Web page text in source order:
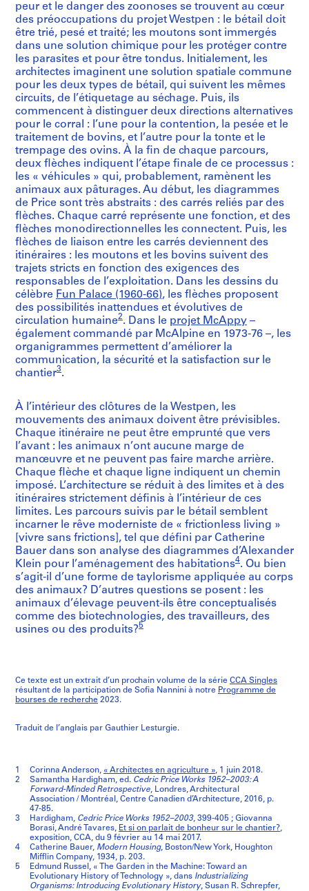
peur et le danger des zoonoses se trouvent au cœur
des préoccupations du projet Westpen : le bétail doit
être trié, pesé et traité; les moutons sont immergés
dans une solution chimique pour les protéger contre
les parasites et pour être tondus. Initialement, les
architectes imaginent une solution spatiale commune
pour les deux types de bétail, qui suivent les mêmes
circuits, de l’étiquetage au séchage. Puis, ils
commencent à distinguer deux directions alternatives
pour le corral : l’une pour la contention, la pesée et le
traitement de bovins, et l’autre pour la tonte et le
trempage des ovins. À la fin de chaque parcours,
deux flèches indiquent l’étape finale de ce processus :
les « véhicules » qui, probablement, ramènent les
animaux aux pâturages. Au début, les diagrammes
de Price sont très abstraits : des carrés reliés par des
flèches. Chaque carré représente une fonction, et des
flèches monodirectionnelles les connectent. Puis, les
flèches de liaison entre les carrés deviennent des
itinéraires : les moutons et les bovins suivent des
trajets stricts en fonction des exigences des
responsables de l’exploitation. Dans les dessins du
célèbre Fun Palace (1960-66), les flèches proposent
des possibilités inattendues et évolutives de
circulation humaine2. Dans le projet McAppy –
également commandé par McAlpine en 1973-76 –, les
organigrammes permettent d’améliorer la
communication, la sécurité et la satisfaction sur le
chantier3.
À l’intérieur des clôtures de la Westpen, les
mouvements des animaux doivent être prévisibles.
Chaque itinéraire ne peut être emprunté que vers
l’avant : les animaux n’ont aucune marge de
manœuvre et ne peuvent pas faire marche arrière.
Chaque flèche et chaque ligne indiquent un chemin
imposé. L’architecture se réduit à des limites et à des
itinéraires strictement définis à l’intérieur de ces
limites. Les parcours suivis par le bétail semblent
incarner le rêve moderniste de « frictionless living »
[vivre sans frictions], tel que défini par Catherine
Bauer dans son analyse des diagrammes d’Alexander
Klein pour l’aménagement des habitations4. Ou bien
s’agit-il d’une forme de taylorisme appliquée au corps
des animaux? D’autres questions se posent : les
animaux d’élevage peuvent-ils être conceptualisés
comme des biotechnologies, des travailleurs, des
usines ou des produits?5
Ce texte est un extrait d’un prochain volume de la série CCA Singles
résultant de la participation de Sofia Nannini à notre Programme de
bourses de recherche 2023.
Traduit de l’anglais par Gauthier Lesturgie.
1 Corinna Anderson, « Architectes en agriculture », 1 juin 2018.
2
Samantha Hardigham, ed. Cedric Price Works 1952–2003: A
Forward-Minded Retrospective, Londres, Architectural
Association / Montréal, Centre Canadien d’Architecture, 2016, p.
47-85.
3
Hardigham, Cedric Price Works 1952–2003, 399-405 ; Giovanna
Borasi, André Tavares, Et si on parlait de bonheur sur le chantier?,
exposition, CCA, du 9 février au 14 mai 2017.
4
Catherine Bauer, Modern Housing, Boston/New York, Houghton
Mifflin Company, 1934, p. 203.
5
Edmund Russel, « The Garden in the Machine: Toward an
Evolutionary History of Technology », dans Industrializing
Organisms: Introducing Evolutionary History, Susan R. Schrepfer,